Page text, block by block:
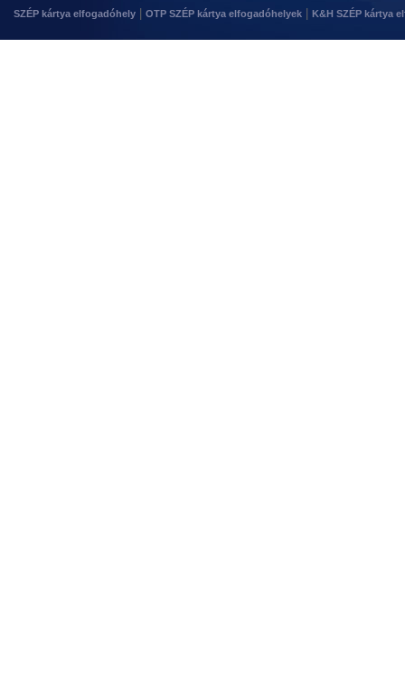
SZÉP kártya elfogadóhely OTP SZÉP kártya elfogadóhelyek K&H SZÉP kártya